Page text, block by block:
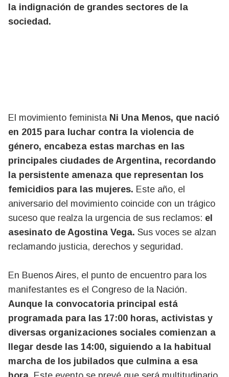
la indignación de grandes sectores de la
sociedad.
El movimiento feministaNi Una Menos, que nació
en 2015 para luchar contra la violencia de
género, encabeza estas marchas en las
principales ciudades de Argentina, recordando
la persistente amenaza que representan los
femicidios para las mujeres. Este año, el
aniversario del movimiento coincide con un trágico
suceso que realza la urgencia de sus reclamos: el
asesinato de Agostina Vega. Sus voces se alzan
reclamando justicia, derechos y seguridad.
En Buenos Aires, el punto de encuentro para los
manifestantes es el Congreso de la Nación.
Aunque la convocatoria principal está
programada para las 17:00 horas, activistas y
diversas organizaciones sociales comienzan a
llegar desde las 14:00, siguiendo a la habitual
marcha de los jubilados que culmina a esa